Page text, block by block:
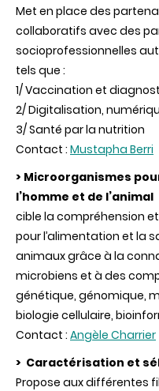
Met en place des
collaboratifs avec des
socioprofessionnelles
tels que :
1/ Vaccination et
2/ Digitalisation,
3/ Santé par la nutrition
Contact : Mustapha Berri
> Microorganismes
l’homme et de l’animal
cible la compréhension
pour l’alimentation et la
animaux grâce à la
microbiens et à des
génétique, génomique,
biologie cellulaire,
Contact : Angèle Charrier
> Caractérisation et
Propose aux différentes